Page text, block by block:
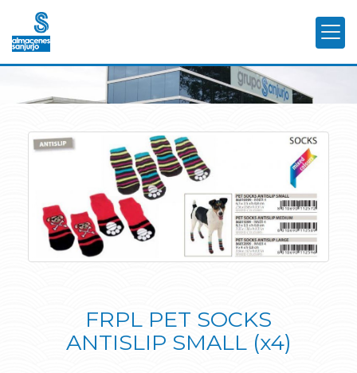
FRPL PET SOCKS
ANTISLIP SMALL (x4)